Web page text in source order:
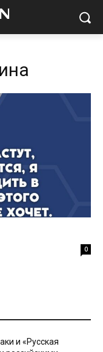
0
и «Русская